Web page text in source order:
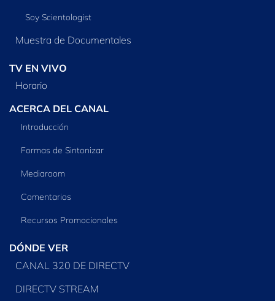
Soy Scientologist
Muestra de Documentales
TV EN VIVO
Horario
ACERCA DEL CANAL
Introducción
Formas de Sintonizar
Mediaroom
Comentarios
Recursos Promocionales
DÓNDE VER
CANAL 320 DE DIRECTV
DIRECTV STREAM